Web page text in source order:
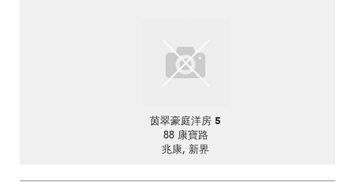
茵翠豪庭洋房 5
88 康寶路
兆康, 新界